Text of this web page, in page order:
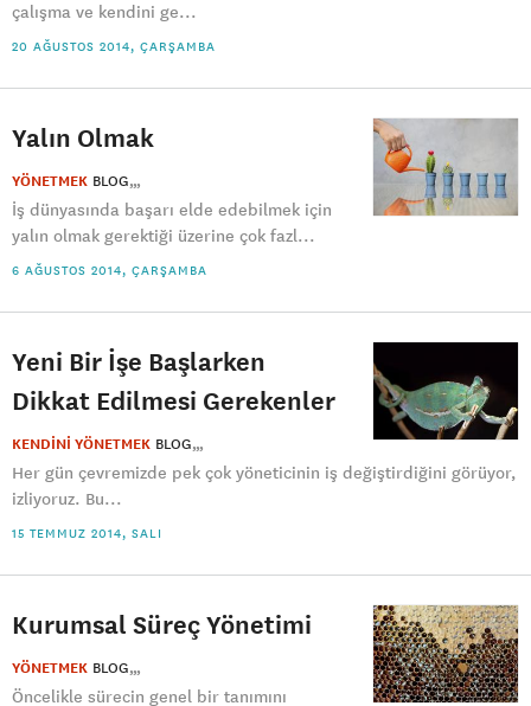
çalışma ve kendini ge...
20 AĞUSTOS 2014, ÇARŞAMBA
Yalın Olmak
YÖNETMEK BLOG
İş dünyasında başarı elde edebilmek için
yalın olmak gerektiği üzerine çok fazl...
6 AĞUSTOS 2014, ÇARŞAMBA
Yeni Bir İşe Başlarken
Dikkat Edilmesi Gerekenler
KENDİNİ YÖNETMEK BLOG
Her gün çevremizde pek çok yöneticinin iş değiştirdiğini görüyor,
izliyoruz. Bu...
15 TEMMUZ 2014, SALI
Kurumsal Süreç Yönetimi
YÖNETMEK BLOG
Öncelikle sürecin genel bir tanımını